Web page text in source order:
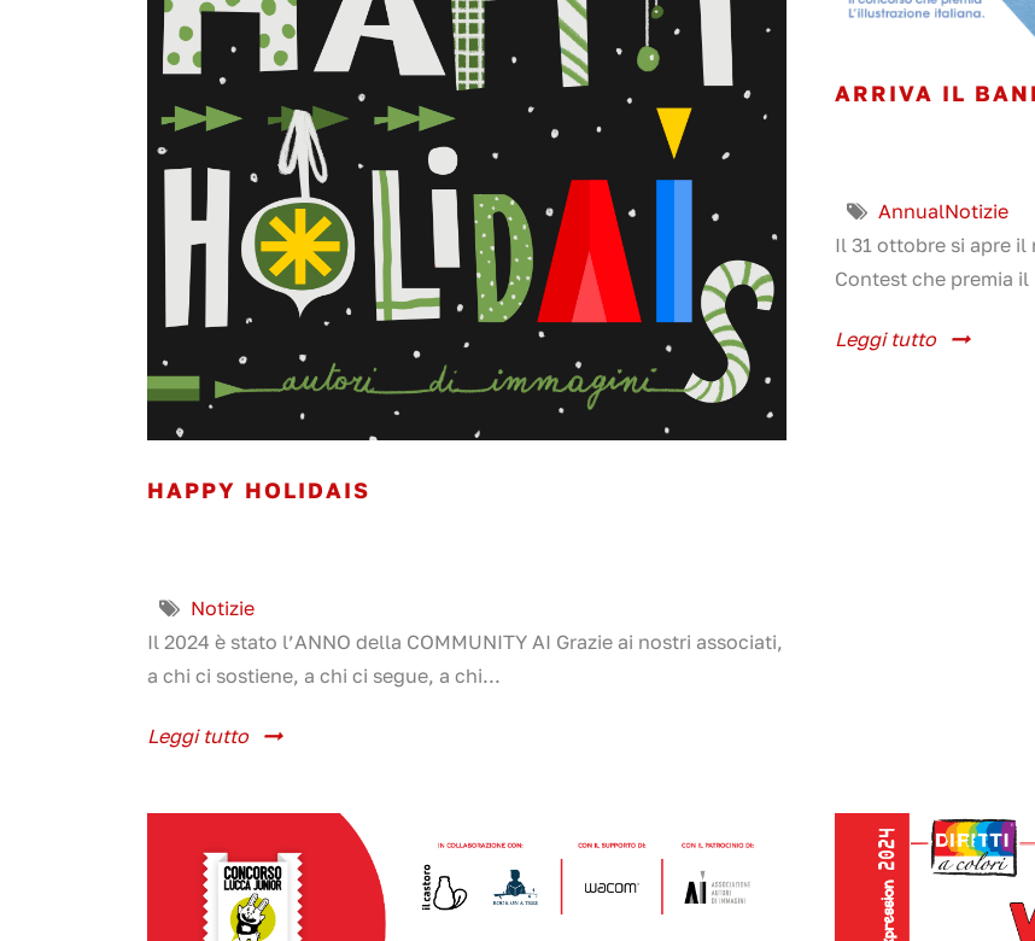
HAPPY HOLIDAIS
Notizie
Il 2024 è stato l’ANNO della COMMUNITY AI Grazie ai nostri associati,
a chi ci sostiene, a chi ci segue, a chi...
Leggi tutto
ARRIVA IL
AnnualNotizie
Il 31 ottobre si apre
Contest che premia
Leggi tutto